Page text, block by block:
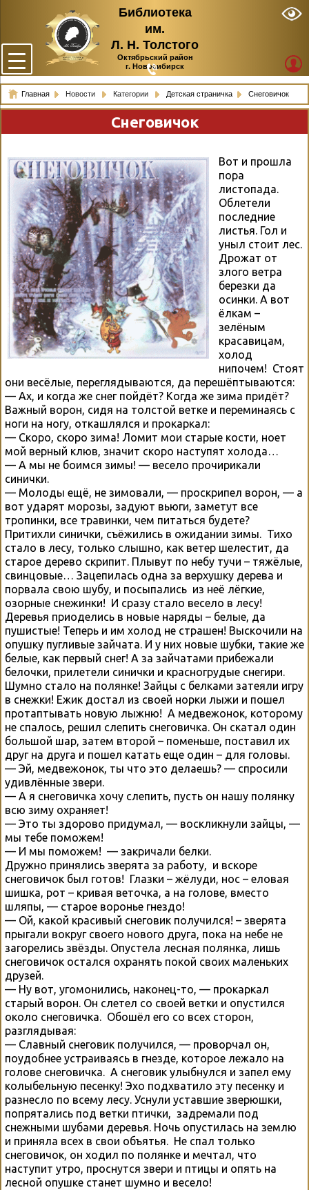
Библиотека
им.
Л. Н. Толстого
Октябрьский район
г. Новосибирск
Главная Новости Категории Детская страничка Снеговичок
Снеговичок
Вот и прошла
пора
листопада.
Облетели
последние
листья. Гол и
уныл стоит лес.
Дрожат от
злого ветра
березки да
осинки. А вот
ёлкам –
зелёным
красавицам,
холод
нипочем! Стоят
они весёлые, переглядываются, да перешёптываются:
— Ах, и когда же снег пойдёт? Когда же зима придёт?
Важный ворон, сидя на толстой ветке и переминаясь с
ноги на ногу, откашлялся и прокаркал:
— Скоро, скоро зима! Ломит мои старые кости, ноет
мой верный клюв, значит скоро наступят холода…
— А мы не боимся зимы! — весело прочирикали
синички.
— Молоды ещё, не зимовали, — проскрипел ворон, — а
вот ударят морозы, задуют вьюги, заметут все
тропинки, все травинки, чем питаться будете?
Притихли синички, съёжились в ожидании зимы. Тихо
стало в лесу, только слышно, как ветер шелестит, да
старое дерево скрипит. Плывут по небу тучи – тяжёлые,
свинцовые… Зацепилась одна за верхушку дерева и
порвала свою шубу, и посыпались из неё лёгкие,
озорные снежинки! И сразу стало весело в лесу!
Деревья приоделись в новые наряды – белые, да
пушистые! Теперь и им холод не страшен! Выскочили на
опушку пугливые зайчата. И у них новые шубки, такие же
белые, как первый снег! А за зайчатами прибежали
белочки, прилетели синички и красногрудые снегири.
Шумно стало на полянке! Зайцы с белками затеяли игру
в снежки! Ежик достал из своей норки лыжи и пошел
протаптывать новую лыжню! А медвежонок, которому
не спалось, решил слепить снеговичка. Он скатал один
большой шар, затем второй – поменьше, поставил их
друг на друга и пошел катать еще один – для головы.
— Эй, медвежонок, ты что это делаешь? — спросили
удивлённые звери.
— А я снеговичка хочу слепить, пусть он нашу полянку
всю зиму охраняет!
— Это ты здорово придумал, — воскликнули зайцы, —
мы тебе поможем!
— И мы поможем! — закричали белки.
Дружно принялись зверята за работу, и вскоре
снеговичок был готов! Глазки – жёлуди, нос – еловая
шишка, рот – кривая веточка, а на голове, вместо
шляпы, — старое воронье гнездо!
— Ой, какой красивый снеговик получился! – зверята
прыгали вокруг своего нового друга, пока на небе не
загорелись звёзды. Опустела лесная полянка, лишь
снеговичок остался охранять покой своих маленьких
друзей.
— Ну вот, угомонились, наконец-то, — прокаркал
старый ворон. Он слетел со своей ветки и опустился
около снеговичка. Обошёл его со всех сторон,
разглядывая:
— Славный снеговик получился, — проворчал он,
поудобнее устраиваясь в гнезде, которое лежало на
голове снеговичка. А снеговик улыбнулся и запел ему
колыбельную песенку! Эхо подхватило эту песенку и
разнесло по всему лесу. Уснули уставшие зверюшки,
попрятались под ветки птички, задремали под
снежными шубами деревья. Ночь опустилась на землю
и приняла всех в свои объятья. Не спал только
снеговичок, он ходил по полянке и мечтал, что
наступит утро, проснутся звери и птицы и опять на
лесной опушке станет шумно и весело!